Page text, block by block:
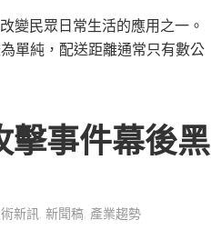
變民眾日常生活的應用之一。
單純，配送距離通常只有數公
擊事件幕後黑
新訊 新聞稿 產業趨勢